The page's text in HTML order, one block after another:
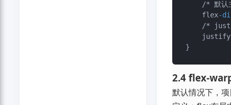
    flex
-
/*
    justify
2.4 flex-
默认情况下，项